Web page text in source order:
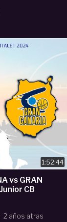
1:52:44
vs GRAN
CB
2 años atras